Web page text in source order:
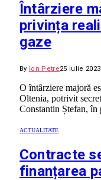
Întârziere
privința
gaze
By Ion Petre25 iulie 2023
O întârziere majoră
Oltenia, potrivit
Constantin Ștefan,
ACTUALITATE
Contracte
finanțarea